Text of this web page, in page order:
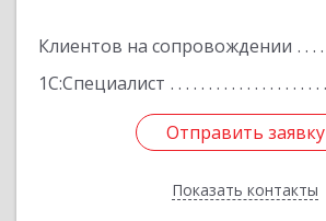
Клиентов на сопровождении
1С:Специалист
Отправить заявку
Показать контакты
Отправить заявку
Назад